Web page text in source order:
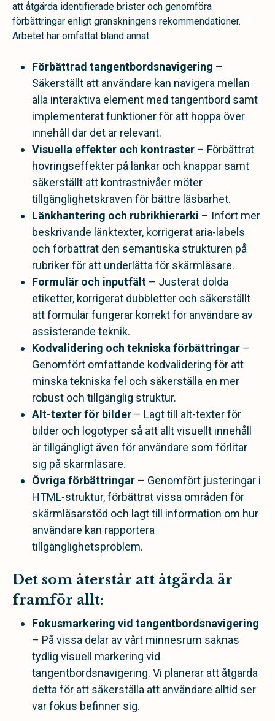
att åtgärda identifierade brister och genomföra
förbättringar enligt granskningens rekommendationer.
Arbetet har omfattat bland annat:
Förbättrad tangentbordsnavigering –
Säkerställt att användare kan navigera mellan
alla interaktiva element med tangentbord samt
implementerat funktioner för att hoppa över
innehåll där det är relevant.
Visuella effekter och kontraster – Förbättrat
hovringseffekter på länkar och knappar samt
säkerställt att kontrastnivåer möter
tillgänglighetskraven för bättre läsbarhet.
Länkhantering och rubrikhierarki – Infört mer
beskrivande länktexter, korrigerat aria-labels
och förbättrat den semantiska strukturen på
rubriker för att underlätta för skärmläsare.
Formulär och inputfält – Justerat dolda
etiketter, korrigerat dubbletter och säkerställt
att formulär fungerar korrekt för användare av
assisterande teknik.
Kodvalidering och tekniska förbättringar –
Genomfört omfattande kodvalidering för att
minska tekniska fel och säkerställa en mer
robust och tillgänglig struktur.
Alt-texter för bilder – Lagt till alt-texter för
bilder och logotyper så att allt visuellt innehåll
är tillgängligt även för användare som förlitar
sig på skärmläsare.
Övriga förbättringar – Genomfört justeringar i
HTML-struktur, förbättrat vissa områden för
skärmläsarstöd och lagt till information om hur
användare kan rapportera
tillgänglighetsproblem.
Det som återstår att åtgärda är
framför allt:
Fokusmarkering vid tangentbordsnavigering
– På vissa delar av vårt minnesrum saknas
tydlig visuell markering vid
tangentbordsnavigering. Vi planerar att åtgärda
detta för att säkerställa att användare alltid ser
var fokus befinner sig.